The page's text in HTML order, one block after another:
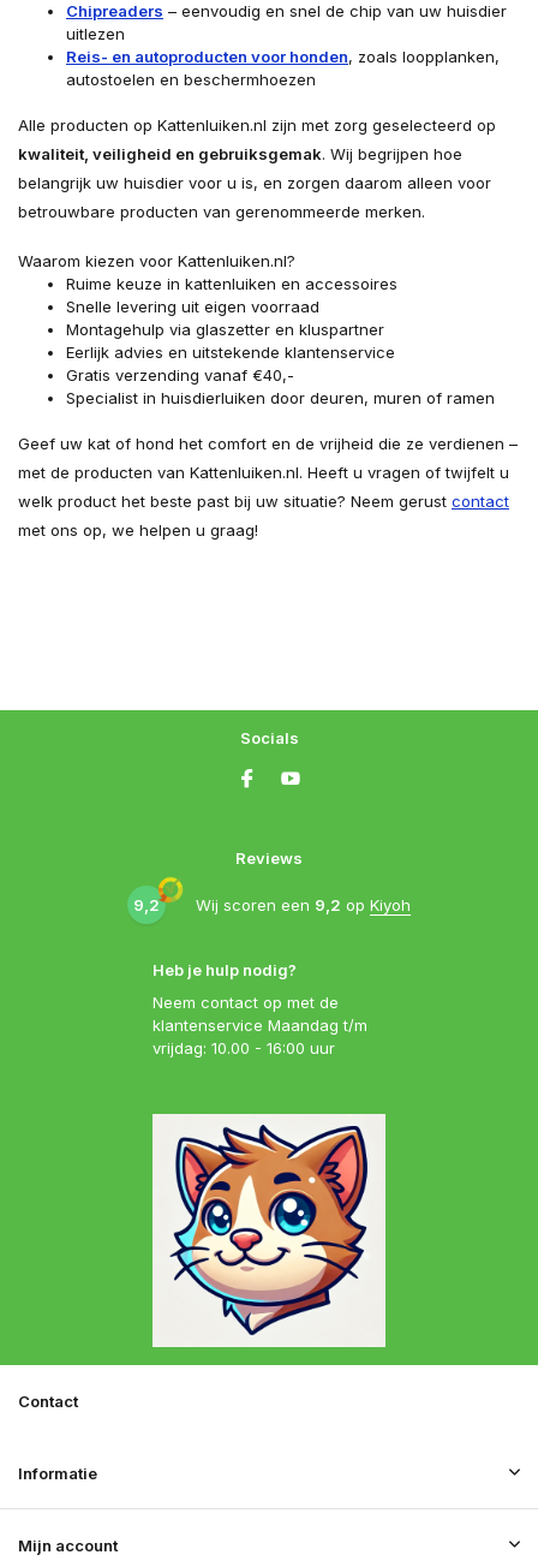
Chipreaders – eenvoudig en snel de chip van uw huisdier
uitlezen
Reis- en autoproducten voor honden, zoals loopplanken,
autostoelen en beschermhoezen
Alle producten op Kattenluiken.nl zijn met zorg geselecteerd op
kwaliteit, veiligheid en gebruiksgemak. Wij begrijpen hoe
belangrijk uw huisdier voor u is, en zorgen daarom alleen voor
betrouwbare producten van gerenommeerde merken.
Waarom kiezen voor Kattenluiken.nl?
Ruime keuze in kattenluiken en accessoires
Snelle levering uit eigen voorraad
Montagehulp via glaszetter en kluspartner
Eerlijk advies en uitstekende klantenservice
Gratis verzending vanaf €40,-
Specialist in huisdierluiken door deuren, muren of ramen
Geef uw kat of hond het comfort en de vrijheid die ze verdienen –
met de producten van Kattenluiken.nl. Heeft u vragen of twijfelt u
welk product het beste past bij uw situatie? Neem gerust contact
met ons op, we helpen u graag!
Heb je hulp nodig?
Neem contact op met de
klantenservice Maandag t/m
vrijdag: 10.00 - 16:00 uur
Reviews
9,2 Wij scoren een 9,2 op Kiyoh
Socials
Mijn account
Informatie
Contact